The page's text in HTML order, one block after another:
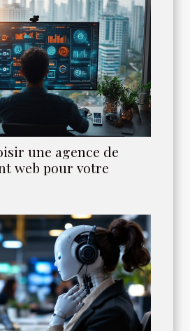
une agence de
web pour votre